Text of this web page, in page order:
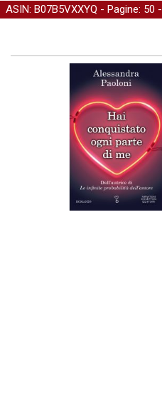
ASIN: B07B5VXXYQ - Pagine: 50 -